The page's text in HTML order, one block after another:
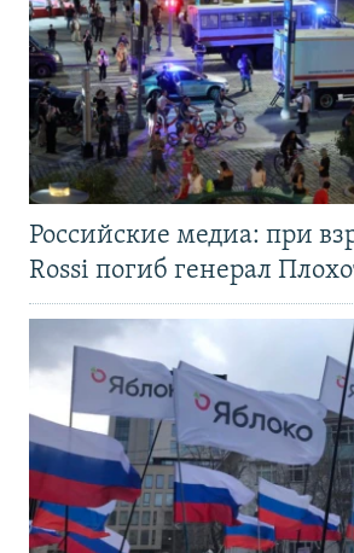
Российские медиа: при
Rossi погиб генерал